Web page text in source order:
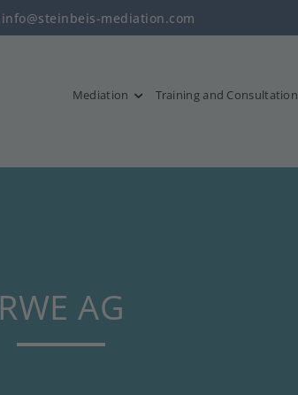
info@steinbeis-mediation.com
Mediation Training and Consultation
RWE AG